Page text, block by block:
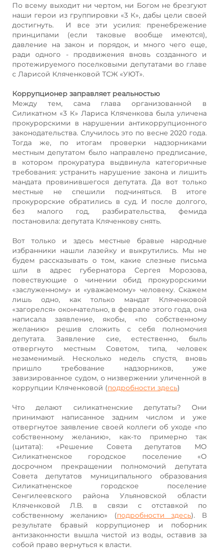
По всему выходит ни чертом, ни Богом не брезгуют
наши герои из группировки «3 К», дабы цели своей
достигнуть. И все эти усилия: пренебрежение
принципами (если таковые вообще имеются),
давление на закон и порядок, и много чего еще,
ради одного - продвижения вновь созданного и
протежируемого поселковыми депутатами во главе
с Ларисой Кляченковой ТСЖ «УЮТ».
Коррупционер заправляет реальностью
Между тем, сама глава организованной в
Силикатном «3 К» Лариса Кляченкова была уличена
прокурорскими в нарушении антикоррупционного
законодательства. Случилось это по весне 2020 года.
Тогда же, по итогам проверки надзорниками
местным депутатом было направлено предписание,
в котором прокуратура выдвинула категоричные
требования: устранить нарушение закона и лишить
мандата провинившегося депутата. Да вот только
местные не спешили подчиняться. В итоге
прокурорские обратились в суд. И после долгого,
без малого год, разбирательства, фемида
постановила: депутата Кляченкову снять.
Вот только и здесь местные бравые народные
избранники нашли лазейку и выкрутились. Мы не
будем рассказывать о том, какие слезные письма
шли в адрес губернатора Сергея Морозова,
повествующие о чинении обид прокурорскими
«заслуженному» и «уважаемому» человеку. Скажем
лишь одно, как только мандат Кляченковой
«загорелся» окончательно, в феврале этого года, она
написала заявление, якобы, «по собственному
желанию» решив сложить с себя полномочия
депутата. Заявление сие, естественно, быль
отвергнуто местным Советом, типа, человек
незаменимый. Несколько недель спустя, вновь
пришло требование надзорников, уже
завизированное судом, о низвержении уличенной в
коррупции Кляченковой (подробности здесь)
Что делают силикатненские депутаты? Они
принимают написанное задним числом и уже
отвергнутое заявление своей коллеги об уходе «по
собственному желанию», как-то примерно так
(цитата): «Решение Совета депутатов МО
Силикатненское городское поселение «О
досрочном прекращении полномочий депутата
Совета депутатов муниципального образования
Силикатненское городское поселение
Сенгилеевского района Ульяновской области
Кляченковой Л.В. в связи с отставкой по
собственному желанию» (подробности здесь). В
результате бравый коррупционер и поборник
антизаконности вышла чистой из воды, оставив за
собой право вернуться к власти.